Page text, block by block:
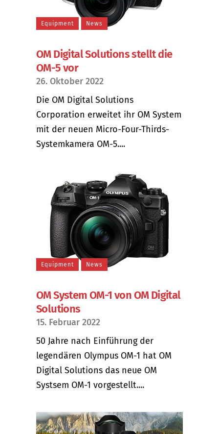
Equipment News
OM Digital Solutions stellt die
OM-5 vor
26. Oktober 2022
Die OM Digital Solutions
Corporation erweitet ihr OM System
mit der neuen Micro-Four-Thirds-
Systemkamera OM-5....
Equipment News
OM System OM-1 von OM Digital
Solutions
15. Februar 2022
50 Jahre nach Einführung der
legendären Olympus OM-1 hat OM
Digital Solutions das neue OM
Systsem OM-1 vorgestellt....